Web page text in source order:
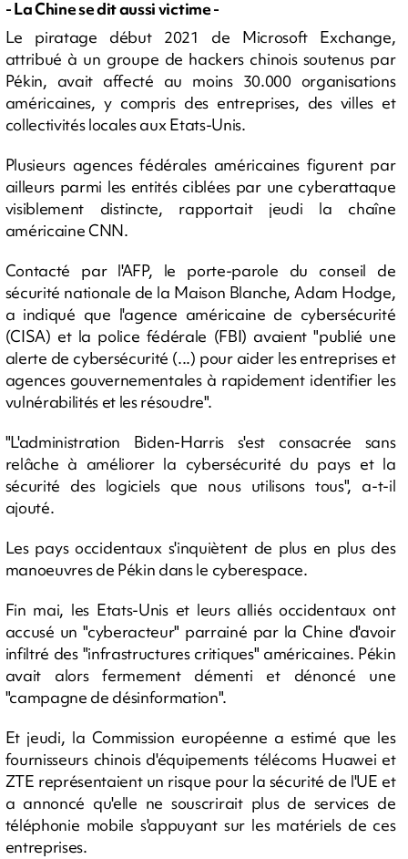
- La Chine se dit aussi victime -
Le piratage début 2021 de Microsoft Exchange,
attribué à un groupe de hackers chinois soutenus par
Pékin, avait affecté au moins 30.000 organisations
américaines, y compris des entreprises, des villes et
collectivités locales aux Etats-Unis.
Plusieurs agences fédérales américaines figurent par
ailleurs parmi les entités ciblées par une cyberattaque
visiblement distincte, rapportait jeudi la chaîne
américaine CNN.
Contacté par l'AFP, le porte-parole du conseil de
sécurité nationale de la Maison Blanche, Adam Hodge,
a indiqué que l'agence américaine de cybersécurité
(CISA) et la police fédérale (FBI) avaient "publié une
alerte de cybersécurité (...) pour aider les entreprises et
agences gouvernementales à rapidement identifier les
vulnérabilités et les résoudre".
"L'administration Biden-Harris s'est consacrée sans
relâche à améliorer la cybersécurité du pays et la
sécurité des logiciels que nous utilisons tous", a-t-il
ajouté.
Les pays occidentaux s'inquiètent de plus en plus des
manoeuvres de Pékin dans le cyberespace.
Fin mai, les Etats-Unis et leurs alliés occidentaux ont
accusé un "cyberacteur" parrainé par la Chine d'avoir
infiltré des "infrastructures critiques" américaines. Pékin
avait alors fermement démenti et dénoncé une
"campagne de désinformation".
Et jeudi, la Commission européenne a estimé que les
fournisseurs chinois d'équipements télécoms Huawei et
ZTE représentaient un risque pour la sécurité de l'UE et
a annoncé qu'elle ne souscrirait plus de services de
téléphonie mobile s'appuyant sur les matériels de ces
entreprises.